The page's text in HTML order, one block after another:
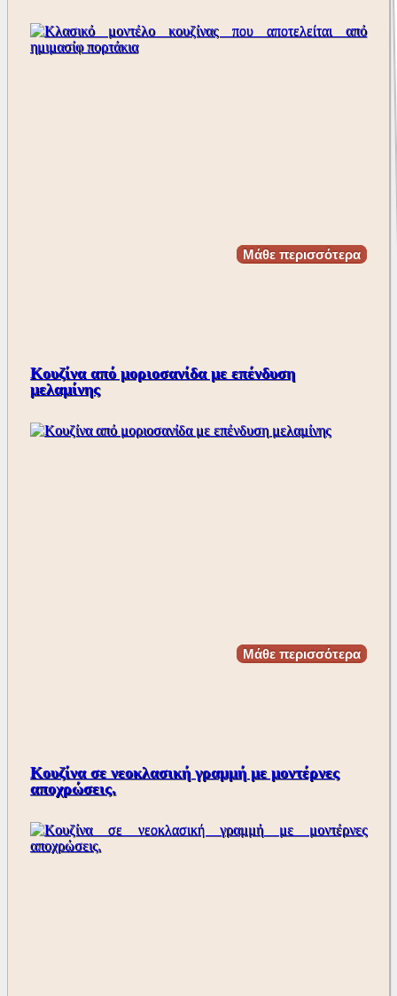
Μάθε περισσότερα
Κουζίνα από μοριοσανίδα με επένδυση
μελαμίνης
Μάθε περισσότερα
Κουζίνα σε νεοκλασική γραμμή με μοντέρνες
αποχρώσεις.